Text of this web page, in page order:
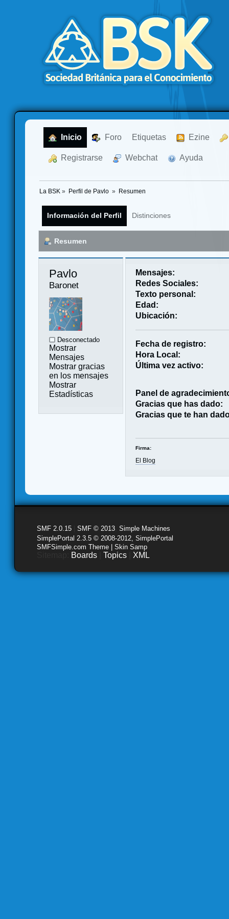
Inicio Foro Etiquetas Ezine
Registrarse Webchat Ayuda
La BSK » Perfil de Pavlo » Resumen
Información del Perfil Distinciones
Resumen
Pavlo
Baronet
Desconectado
Mostrar
Mensajes
Mostrar gracias
en los mensajes
Mostrar
Estadísticas
Mensajes:
Redes Sociales:
Texto personal:
Edad:
Ubicación:
Fecha de registro:
Hora Local:
Última vez activo:
Panel de
Gracias que has dado:
Gracias que te han
Firma:
El Blog
SMF 2.0.15 SMF © 2013 Simple Machines
SimplePortal 2.3.5 © 2008-2012, SimplePortal
SMFSimple.com Theme | Skin Samp
Boards Topics XML